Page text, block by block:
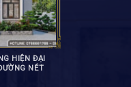
HIỆN ĐẠI
NÉT